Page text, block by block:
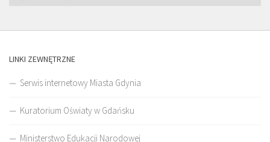
LINKI ZEWNĘTRZNE
Serwis internetowy Miasta Gdynia
Kuratorium Oświaty w Gdańsku
Ministerstwo Edukacji Narodowej